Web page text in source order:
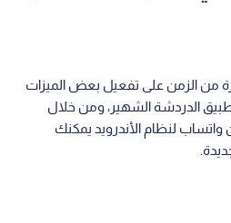
من الزمن على تفعيل بعض الميزات
الدردشة الشهير، ومن خلال
لنظام الأندرويد يمكنك